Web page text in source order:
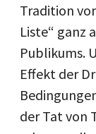
Tradition
Liste“ ganz
Publikums.
Effekt der
der Tat von